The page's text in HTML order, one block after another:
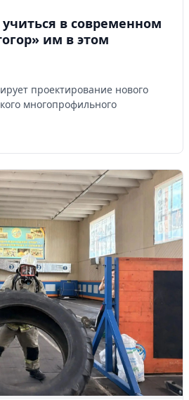
отслеживайте
сообщения
в современном
им в этом
проектирование нового
многопрофильного